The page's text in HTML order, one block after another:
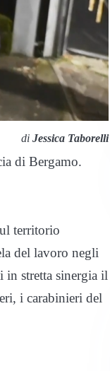
diJessica Taborelli
di Bergamo.
territorio
del lavoro negli
in stretta sinergia il
i carabinieri del